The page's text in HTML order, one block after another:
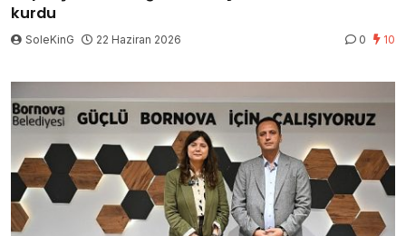
kurdu
SoleKinG 22 Haziran 2026 0 10